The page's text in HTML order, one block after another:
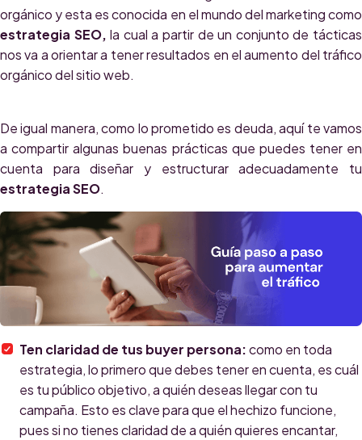
orgánico y esta es conocida en el mundo del marketing como
estrategia SEO,la cual a partir de un conjunto de tácticas
nos va a orientar a tener resultados en el aumento del tráfico
orgánico del sitio web.
De igual manera, como lo prometido es deuda, aquí te vamos
a compartir algunas buenas prácticas que puedes tener en
cuenta para diseñar y estructurar adecuadamente tu
estrategia SEO.
Ten claridad de tus buyer persona:como en toda
estrategia, lo primero que debes tener en cuenta, es cuál
es tu público objetivo, a quién deseas llegar con tu
campaña. Esto es clave para que el hechizo funcione,
pues si no tienes claridad de a quién quieres encantar,